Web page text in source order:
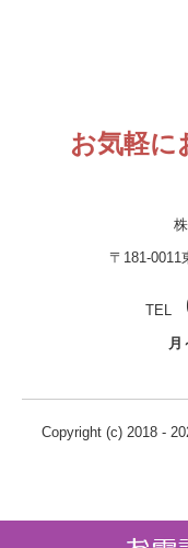
お気軽に
〒181-0011
TEL
月
Copyright (c) 2018 -